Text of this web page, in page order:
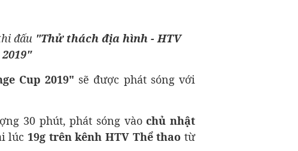
đấu "Thử thách địa hình - HTV
Cup 2019" sẽ được phát sóng với
30 phút, phát sóng vàochủ nhật
lúc19g trên kênh HTV Thể thao từ